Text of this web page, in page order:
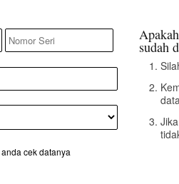
cek datanya
sudah